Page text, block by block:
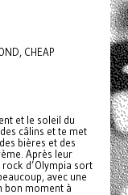
CHEAP
et le soleil du
câlins et te met
bières et des
Après leur
d’Olympia sort
avec une
bon moment à